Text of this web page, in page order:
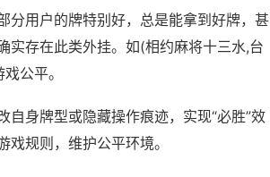
分用户的牌特别好，总是能拿到好牌，甚
实存在此类外挂。如(相约麻将十三水,台
公平。
身牌型或隐藏操作痕迹，实现“必胜”效
规则，维护公平环境。